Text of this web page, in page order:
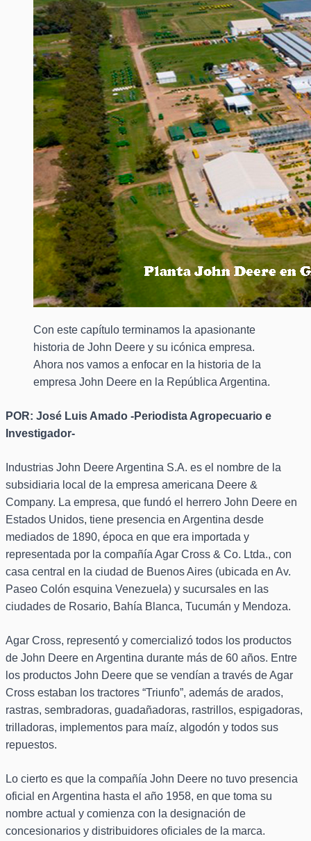
Con este capítulo terminamos la apasionante
historia de John Deere y su icónica empresa.
Ahora nos vamos a enfocar en la historia de la
empresa John Deere en la República Argentina.
POR: José Luis Amado -Periodista Agropecuario e
Investigador-
Industrias John Deere Argentina S.A. es el nombre de la
subsidiaria local de la empresa americana Deere &
Company. La empresa, que fundó el herrero John Deere en
Estados Unidos, tiene presencia en Argentina desde
mediados de 1890, época en que era importada y
representada por la compañía Agar Cross & Co. Ltda., con
casa central en la ciudad de Buenos Aires (ubicada en Av.
Paseo Colón esquina Venezuela) y sucursales en las
ciudades de Rosario, Bahía Blanca, Tucumán y Mendoza.
Agar Cross, representó y comercializó todos los productos
de John Deere en Argentina durante más de 60 años. Entre
los productos John Deere que se vendían a través de Agar
Cross estaban los tractores “Triunfo”, además de arados,
rastras, sembradoras, guadañadoras, rastrillos, espigadoras,
trilladoras, implementos para maíz, algodón y todos sus
repuestos.
Lo cierto es que la compañía John Deere no tuvo presencia
oficial en Argentina hasta el año 1958, en que toma su
nombre actual y comienza con la designación de
concesionarios y distribuidores oficiales de la marca.